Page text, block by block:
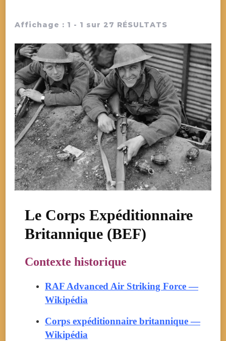
Affichage : 1 - 1 sur 27 RÉSULTATS
Le Corps Expéditionnaire
Britannique (BEF)
Contexte historique
RAF Advanced Air Striking Force —
Wikipédia
Corps expéditionnaire britannique —
Wikipédia